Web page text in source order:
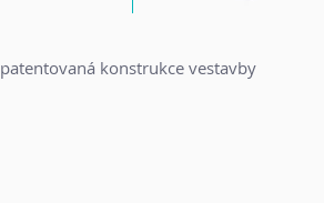
patentovaná konstrukce vestavby